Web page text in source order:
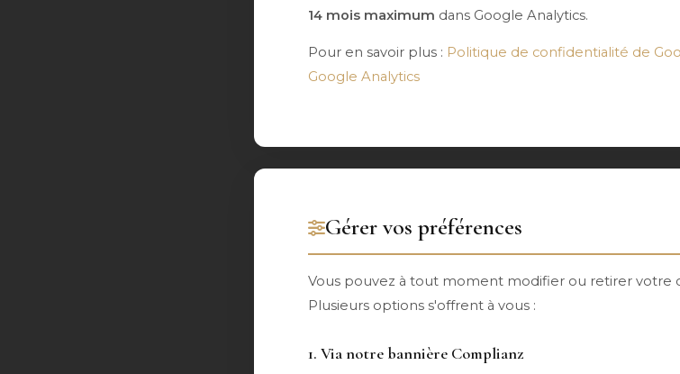
14 mois maximum dans Google Analytics.
Pour en savoir plus : Politique de confidentialité de
Google Analytics
Gérer vos préférences
Vous pouvez à tout moment modifier ou retirer votre
Plusieurs options s'offrent à vous :
1. Via notre bannière Complianz